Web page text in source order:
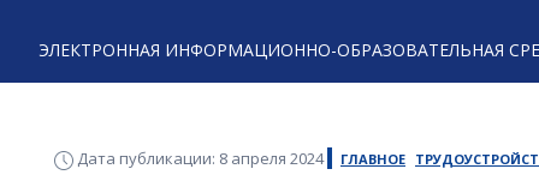
ЭЛЕКТРОННАЯ ИНФОРМАЦИОННО-ОБРАЗОВАТЕЛЬНАЯ
Дата публикации: 8 апреля 2024 ГЛАВНОЕ